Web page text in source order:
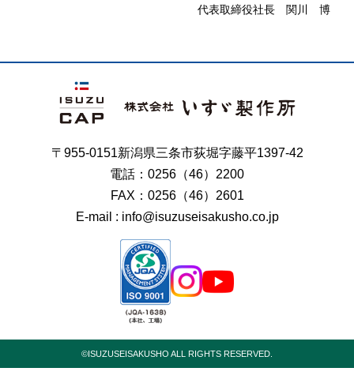
代表取締役社長 関川 博
〒955-0151新潟県三条市荻堀字藤平1397-42
電話：0256（46）2200
FAX：0256（46）2601
E-mail : info@isuzuseisakusho.co.jp
©︎ISUZUSEISAKUSHO ALL RIGHTS RESERVED.